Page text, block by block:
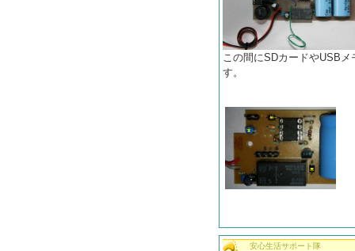
この間にSDカードやUSB
す。
安心生活サポート隊